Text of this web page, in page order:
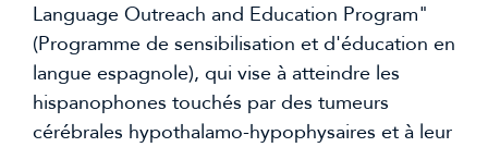
Language Outreach and Education Program"
(Programme de sensibilisation et d'éducation en
langue espagnole), qui vise à atteindre les
hispanophones touchés par des tumeurs
cérébrales hypothalamo-hypophysaires et à leur